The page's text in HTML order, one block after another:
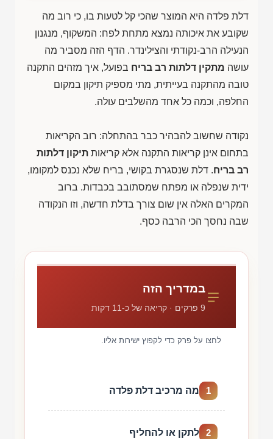
דלת פלדה היא המוצר שהכי קל לטעות בו, כי רוב מה
שקובע את איכותה נמצא מתחת לפח: המשקוף, מנגנון
הנעילה הרב-נקודתי והצילינדר. הדף הזה מסביר מה
עושה מתקין דלתות רב בריח בפועל, איך מזהים התקנה
טובה מהתקנה בעייתית, מתי מספיק תיקון במקום
החלפה, וכמה כל אחד מהשלבים עולה.
נקודה שחשוב להבהיר כבר בהתחלה: רוב הקריאות
בתחום אינן קריאות התקנה אלא קריאות תיקון דלתות
רב בריח. דלת שנסגרת בקושי, בריח שלא נכנס למקומו,
ידית שנפלה או מפתח שמסתובב בכבדות. ברוב
המקרים האלה אין שום צורך בדלת חדשה, וזו הנקודה
שבה נחסך הכי הרבה כסף.
במדריך הזה
9 פרקים · קריאה של כ-11 דקות
לחצו על פרק כדי לקפוץ ישירות אליו.
1 מה מרכיב דלת פלדה
2 לתקן או להחליף